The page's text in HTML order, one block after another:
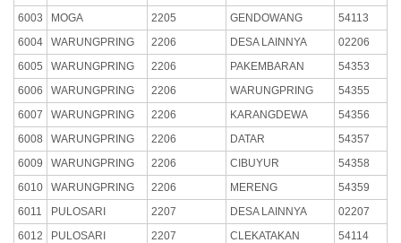
6003
MOGA 2205 GENDOWANG
54113
6004
WARUNGPRING 2206 DESA LAINNYA
02206
6005
WARUNGPRING 2206 PAKEMBARAN
54353
6006
WARUNGPRING 2206 WARUNGPRING
54355
6007
WARUNGPRING 2206 KARANGDEWA
54356
6008
WARUNGPRING 2206 DATAR
54357
6009
WARUNGPRING 2206 CIBUYUR
54358
6010
WARUNGPRING 2206 MERENG
54359
6011
PULOSARI 2207 DESA LAINNYA
02207
6012
PULOSARI 2207 CLEKATAKAN
54114